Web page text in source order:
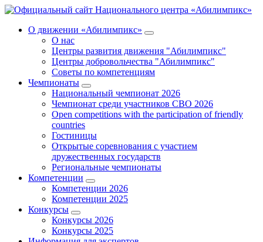
О движении «Абилимпикс»
О нас
Центры развития движения "Абилимпикс"
Центры добровольчества "Абилимпикс"
Советы по компетенциям
Чемпионаты
Национальный чемпионат 2026
Чемпионат среди участников СВО 2026
Open competitions with the participation of friendly
countries
Гостиницы
Открытые соревнования с участием
дружественных государств
Региональные чемпионаты
Компетенции
Компетенции 2026
Компетенции 2025
Конкурсы
Конкурсы 2026
Конкурсы 2025